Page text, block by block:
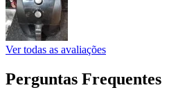
Ver todas as avaliações
Perguntas Frequentes